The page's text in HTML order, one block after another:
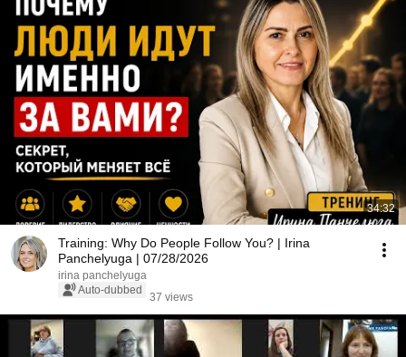
34:32
Training: Why Do People Follow You? | Irina
Panchelyuga | 07/28/2026
irina panchelyuga
Auto-dubbed
37 views